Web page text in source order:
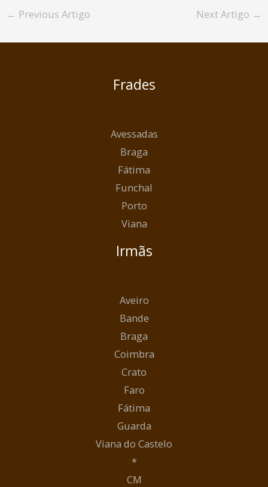
← Previous Artigo Next Artigo →
Frades
Avessadas
Braga
Fátima
Funchal
Porto
Viana
Irmãs
Aveiro
Bande
Braga
Coimbra
Crato
Faro
Fátima
Guarda
Viana do Castelo
*
CM